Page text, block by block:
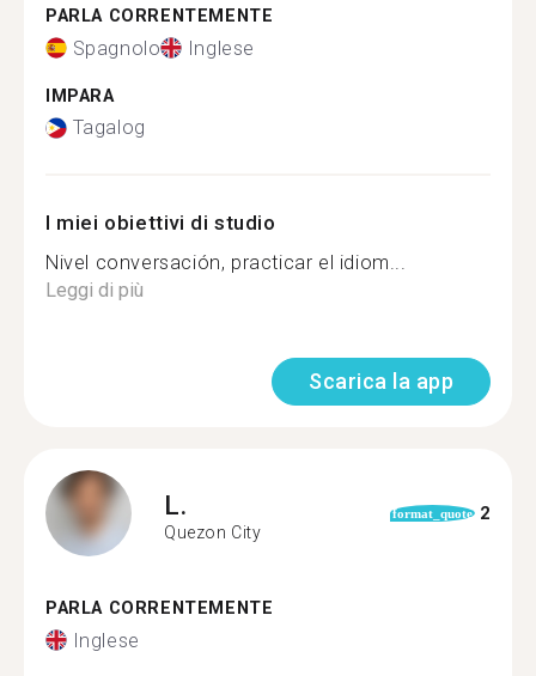
PARLA CORRENTEMENTE
Spagnolo Inglese
IMPARA
Tagalog
I miei obiettivi di studio
Nivel conversación, practicar el idiom...
Leggi di più
Scarica la app
L.
Quezon City
format_quote 2
PARLA CORRENTEMENTE
Inglese